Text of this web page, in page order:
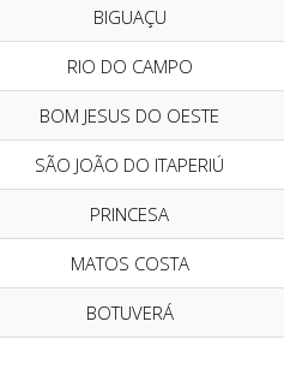
BIGUAÇU
RIO DO CAMPO
BOM JESUS DO OESTE
SÃO JOÃO DO ITAPERIÚ
PRINCESA
MATOS COSTA
BOTUVERÁ